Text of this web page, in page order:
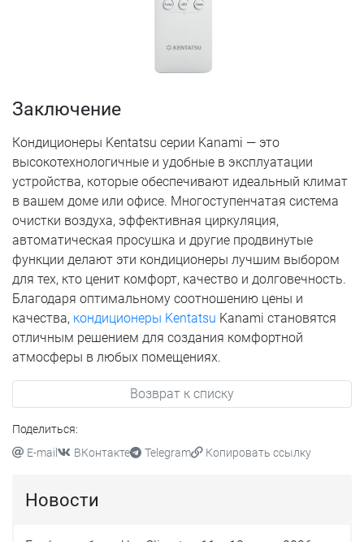
Новости
Заключение
Кондиционеры Kentatsu серии Kanami — это
высокотехнологичные и удобные в эксплуатации
устройства, которые обеспечивают идеальный климат
в вашем доме или офисе. Многоступенчатая система
очистки воздуха, эффективная циркуляция,
автоматическая просушка и другие продвинутые
функции делают эти кондиционеры лучшим выбором
для тех, кто ценит комфорт, качество и долговечность.
Благодаря оптимальному соотношению цены и
качества, кондиционеры Kentatsu Kanami становятся
отличным решением для создания комфортной
атмосферы в любых помещениях.
Возврат к списку
Поделиться:
E-mail
ВКонтакте Telegram Копировать ссылку